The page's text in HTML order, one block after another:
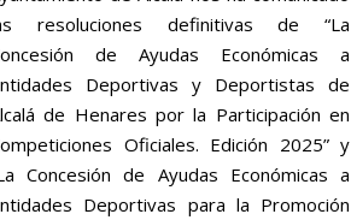
resoluciones definitivas de “La
de Ayudas Económicas a
Deportivas y Deportistas de
de Henares por la Participación en
Oficiales. Edición 2025” y
Concesión de Ayudas Económicas a
Deportivas para la Promoción